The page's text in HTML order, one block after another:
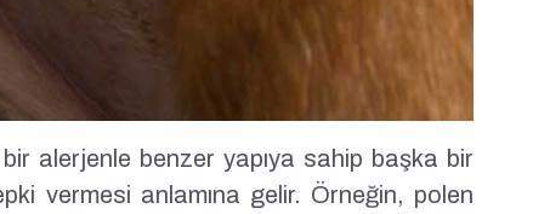
alerjenle benzer yapıya sahip başka bir
vermesi anlamına gelir. Örneğin, polen